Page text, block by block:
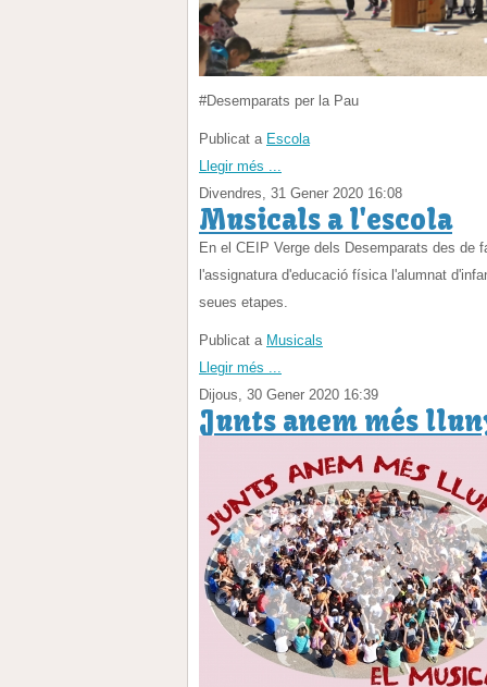
#Desemparats per la Pau
Publicat a Escola
Llegir més ...
Divendres, 31 Gener 2020 16:08
Musicals a l'escola
En el CEIP Verge dels Desemparats des de
l'assignatura d'educació física l'alumnat
seues etapes.
Publicat a Musicals
Llegir més ...
Dijous, 30 Gener 2020 16:39
Junts anem més